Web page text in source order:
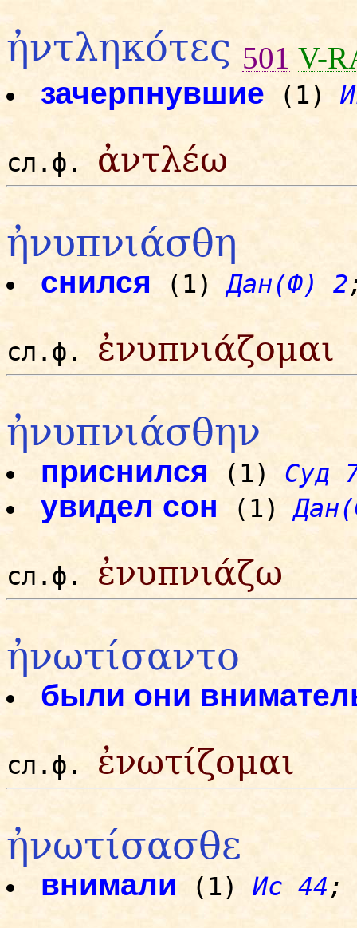
ἠντληκότες 501 V-
зачерпнувшие (1)
сл.ф. ἀντλέω
ἠνυπνιάσθη
снился (1)Дан(Ф) 2
сл.ф. ἐνυπνιάζομαι
ἠνυπνιάσθην
приснился (1) Суд
увидел сон (1)
сл.ф. ἐνυπνιάζω
ἠνωτίσαντο
были они
сл.ф. ἐνωτίζομαι
ἠνωτίσασθε
внимали (1) Ис 44;